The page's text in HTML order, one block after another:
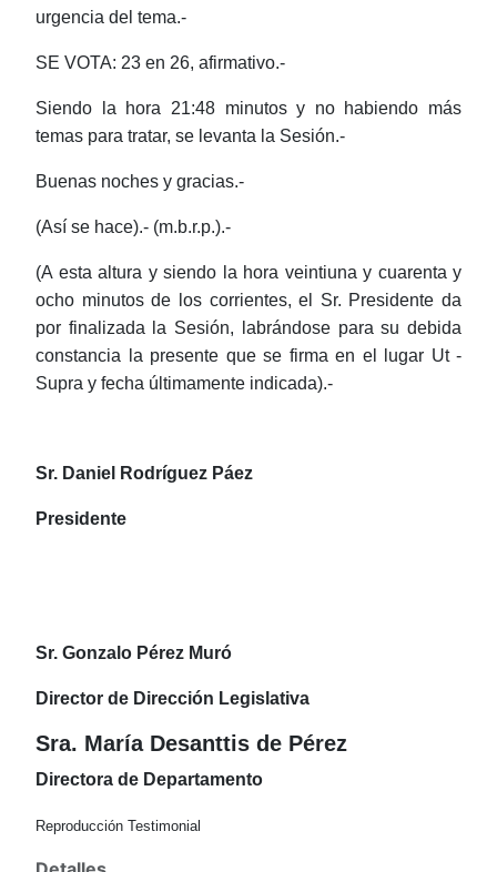
urgencia del tema.-
SE VOTA: 23 en 26, afirmativo.-
Siendo la hora 21:48 minutos y no habiendo más
temas para tratar, se levanta la Sesión.-
Buenas noches y gracias.-
(Así se hace).- (m.b.r.p.).-
(A esta altura y siendo la hora veintiuna y cuarenta y
ocho minutos de los corrientes, el Sr. Presidente da
por finalizada la Sesión, labrándose para su debida
constancia la presente que se firma en el lugar Ut -
Supra y fecha últimamente indicada).-
Sr. Daniel Rodríguez Páez
Presidente
Sr. Gonzalo Pérez Muró
Director de Dirección Legislativa
Sra. María Desanttis de Pérez
Directora de Departamento
Reproducción Testimonial